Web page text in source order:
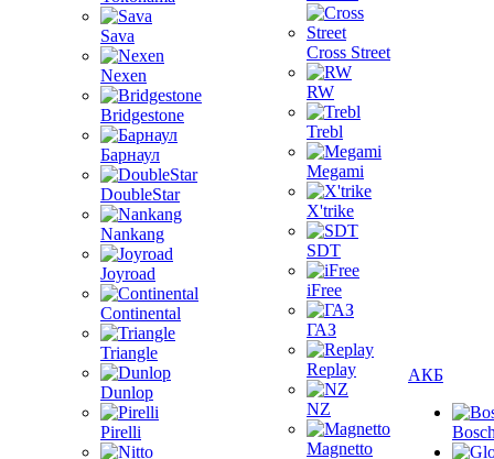
Sava
Nexen
Bridgestone
Барнаул
DoubleStar
Nankang
Joyroad
Continental
Triangle
Dunlop
Pirelli
Cross Street
RW
Trebl
Megami
X'trike
SDT
iFree
ГАЗ
Replay
NZ
Magnetto
АКБ